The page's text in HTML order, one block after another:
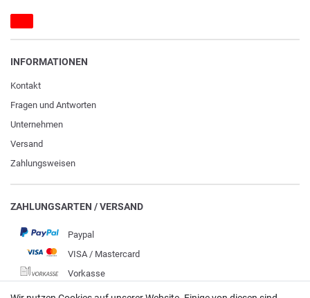
INFORMATIONEN
Kontakt
Fragen und Antworten
Unternehmen
Versand
Zahlungsweisen
ZAHLUNGSARTEN / VERSAND
Paypal
VISA / Mastercard
Vorkasse
DHL